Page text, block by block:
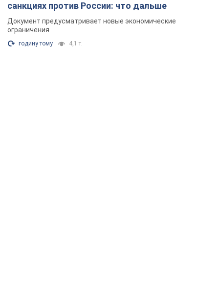
санкциях против России: что дальше
Документ предусматривает новые экономические
ограничения
годину тому 4,1 т.